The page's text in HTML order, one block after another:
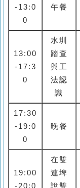
-13:0
0
午餐
13:00
-17:3
0
水圳
踏查
與工
法認
識
17:30
-19:0
0
晚餐
19:00
-20:0
在雙
連埤
說雙